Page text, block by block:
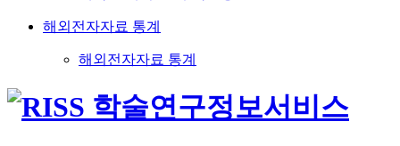
해외전자자료 통계
해외전자자료 통계